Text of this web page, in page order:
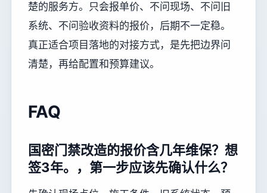
楚的服务方。只会报单价、不问现场、不问旧
系统、不问验收资料的报价，后期不一定稳。
真正适合项目落地的对接方式，是先把边界问
清楚，再给配置和预算建议。
FAQ
国密门禁改造的报价含几年维保？想
签3年。，第一步应该先确认什么？